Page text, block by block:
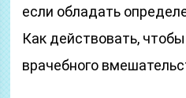
если обладать
Как действовать,
врачебного